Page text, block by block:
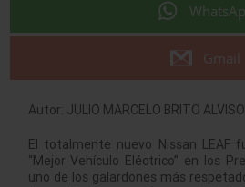
Gmail
Autor: JULIO MARCELO BRITO
El totalmente nuevo Nissan LEAF
“Mejor Vehículo Eléctrico” en los
uno de los galardones más